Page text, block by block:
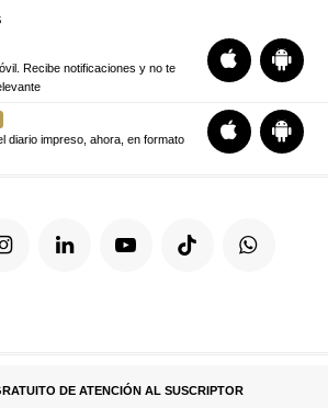
Recibe notificaciones y no te
diario impreso, ahora, en formato
DE ATENCIÓN AL SUSCRIPTOR